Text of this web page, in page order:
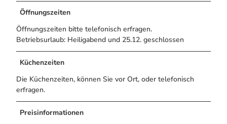
Bogenschiessen in Hohegeiss
Noch lange nicht Schicht im Schacht
Die Eisflüsterer: Harzer Falken
Wanderführer Jörg Kühnhold
Alle Infos auf einen Blick
Webcams
Informationen für Gastgeberinnen
Kulinarik
Webcams
Öffnungszeiten
Öffnungszeiten bitte telefonisch erfragen.
Betriebsurlaub: Heiligabend und 25.12. geschlossen
Küchenzeiten
Die Küchenzeiten, können Sie vor Ort, oder telefonisch
erfragen.
Preisinformationen